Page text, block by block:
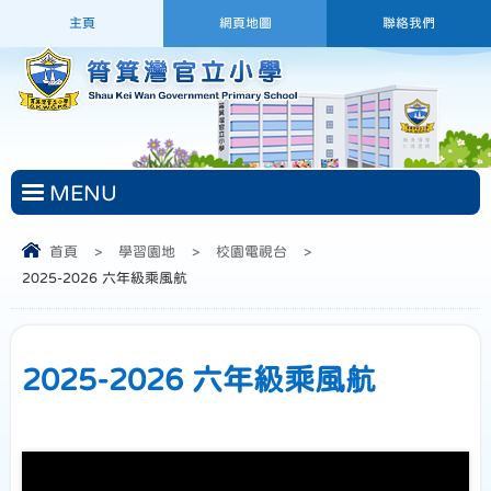
主頁 網頁地圖 聯絡我們
MENU
首頁 > 學習園地 > 校園電視台
>
2025-2026 六年級乘風航
2025-2026 六年級乘風航